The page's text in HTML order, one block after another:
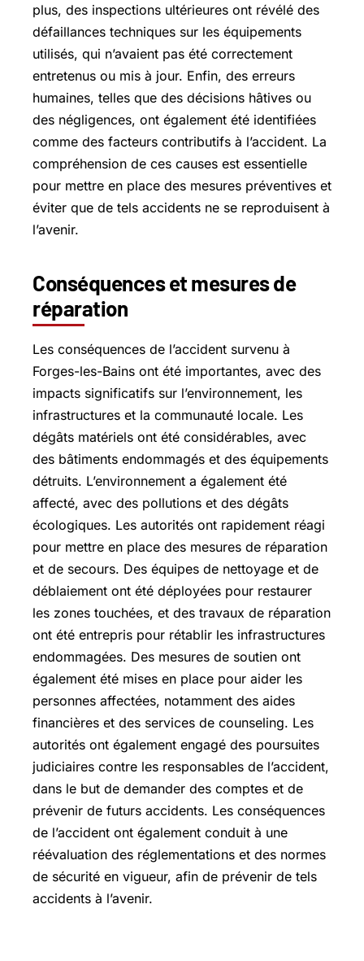
plus, des inspections ultérieures ont révélé des
défaillances techniques sur les équipements
utilisés, qui n’avaient pas été correctement
entretenus ou mis à jour. Enfin, des erreurs
humaines, telles que des décisions hâtives ou
des négligences, ont également été identifiées
comme des facteurs contributifs à l’accident. La
compréhension de ces causes est essentielle
pour mettre en place des mesures préventives et
éviter que de tels accidents ne se reproduisent à
l’avenir.
Conséquences et mesures de
réparation
Les conséquences de l’accident survenu à
Forges-les-Bains ont été importantes, avec des
impacts significatifs sur l’environnement, les
infrastructures et la communauté locale. Les
dégâts matériels ont été considérables, avec
des bâtiments endommagés et des équipements
détruits. L’environnement a également été
affecté, avec des pollutions et des dégâts
écologiques. Les autorités ont rapidement réagi
pour mettre en place des mesures de réparation
et de secours. Des équipes de nettoyage et de
déblaiement ont été déployées pour restaurer
les zones touchées, et des travaux de réparation
ont été entrepris pour rétablir les infrastructures
endommagées. Des mesures de soutien ont
également été mises en place pour aider les
personnes affectées, notamment des aides
financières et des services de counseling. Les
autorités ont également engagé des poursuites
judiciaires contre les responsables de l’accident,
dans le but de demander des comptes et de
prévenir de futurs accidents. Les conséquences
de l’accident ont également conduit à une
réévaluation des réglementations et des normes
de sécurité en vigueur, afin de prévenir de tels
accidents à l’avenir.